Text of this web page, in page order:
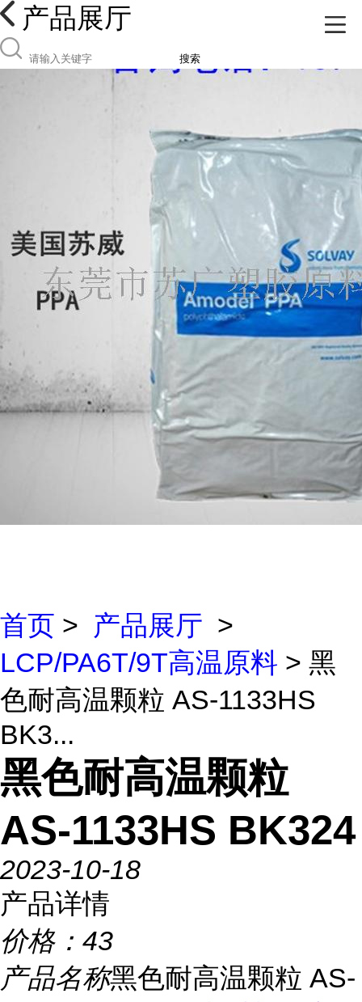
产品展厅
搜索
首页 > 产品展厅 >
LCP/PA6T/9T高温原料 > 黑
色耐高温颗粒 AS-1133HS
BK3...
黑色耐高温颗粒
AS-1133HS BK324
2023-10-18
产品详情
价格： 43
产品名称黑色耐高温颗粒 AS-